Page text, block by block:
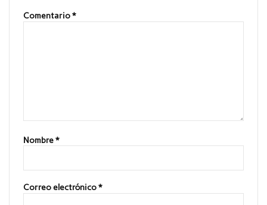
Comentario*
Nombre*
Correo electrónico*